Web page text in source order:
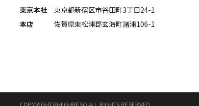
東京本社
東京都新宿区市谷田町3丁目24-1
本店
佐賀県東松浦郡玄海町諸浦106-1
COPYRIGHT@HIGHRESO ALL RIGHTS RESERVED.